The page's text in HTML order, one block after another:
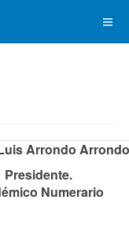
Arrondo Arrondo
Presidente.
Numerario